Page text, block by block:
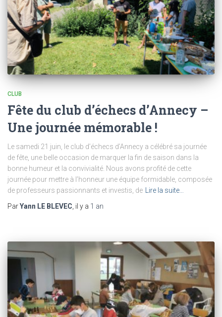
CLUB
Fête du club d’échecs d’Annecy –
Une journée mémorable !
Le samedi 21 juin, le club d’échecs d’Annecy a célébré sa journée
de fête, une belle occasion de marquer la fin de saison dans la
bonne humeur et la convivialité. Nous avons profité de cette
journée pour mettre à l’honneur une équipe formidable, composée
de professeurs passionnants et investis, de Lire la suite…
ParYann LE BLEVEC, il y a 1 an